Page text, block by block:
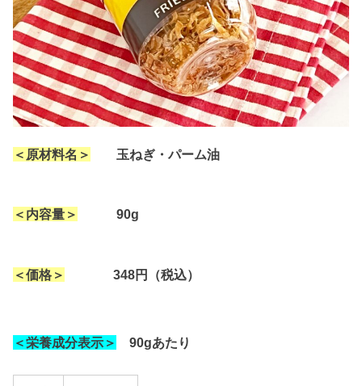
＜原材料名＞ 玉ねぎ・パーム油
＜内容量＞ 90g
＜価格＞ 348円 （税込）
＜栄養成分表示＞ 90gあたり